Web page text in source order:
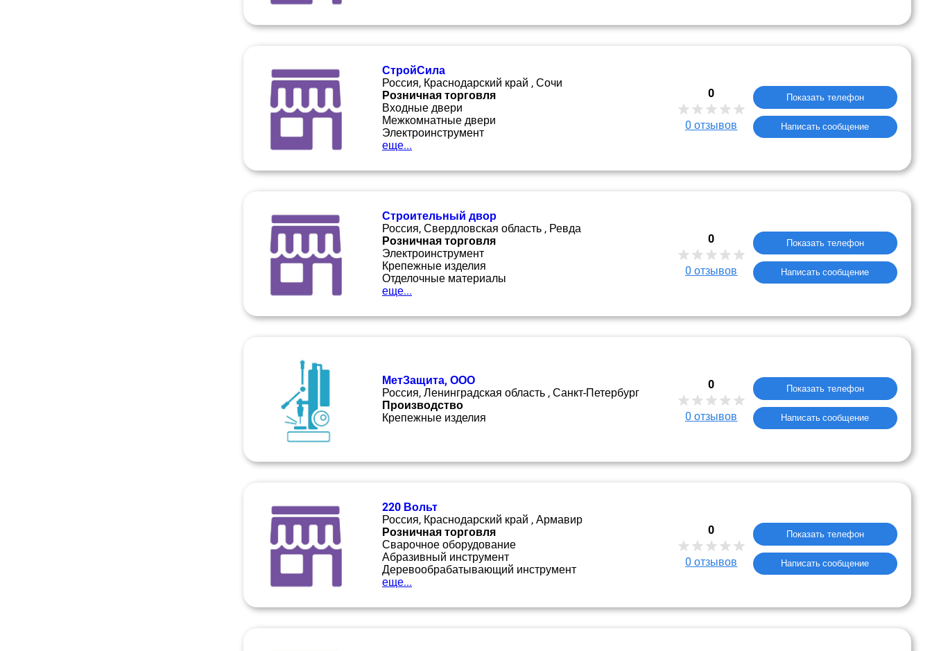
СтройСила
Россия, Краснодарский край , Сочи
Розничная торговля
Входные двери
Межкомнатные двери
Электроинструмент
еще...
0
0 отзывов
Показать телефон
Написать сообщение
Строительный двор
Россия, Свердловская область , Ревда
Розничная торговля
Электроинструмент
Крепежные изделия
Отделочные материалы
еще...
0
0 отзывов
Показать телефон
Написать сообщение
МетЗащита, ООО
Россия, Ленинградская область , Санкт-Петербург
Производство
Крепежные изделия
0
0 отзывов
Показать телефон
Написать сообщение
220 Вольт
Россия, Краснодарский край , Армавир
Розничная торговля
Сварочное оборудование
Абразивный инструмент
Деревообрабатывающий инструмент
еще...
0
0 отзывов
Показать телефон
Написать сообщение